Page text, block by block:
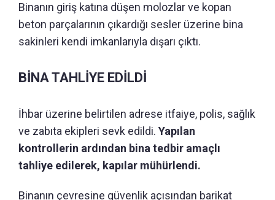
Binanın giriş katına düşen molozlar ve kopan
beton parçalarının çıkardığı sesler üzerine bina
sakinleri kendi imkanlarıyla dışarı çıktı.
BİNA TAHLİYE EDİLDİ
İhbar üzerine belirtilen adrese itfaiye, polis, sağlık
ve zabıta ekipleri sevk edildi. Yapılan
kontrollerin ardından bina tedbir amaçlı
tahliye edilerek, kapılar mühürlendi.
Binanın çevresine güvenlik açısından barikat